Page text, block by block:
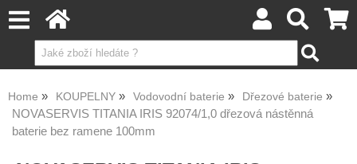
Home KOUPELNY Vodovodní baterie Dřezové baterie
NOVASERVIS TITANIA IRIS 92074/1,0 dřezová nástěnná
baterie bez ramene 100mm